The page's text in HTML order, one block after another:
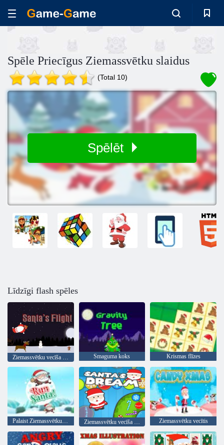
Spēle Priecīgus Ziemassvētku slaidus
(Total 10)
Spēlēt
Līdzīgi flash spēles
Ziemassvētku vecīša lidojums Smaguma koks Krismas flīzes
Palaist Ziemassvētku vecīti Ziemassvētku vecītis